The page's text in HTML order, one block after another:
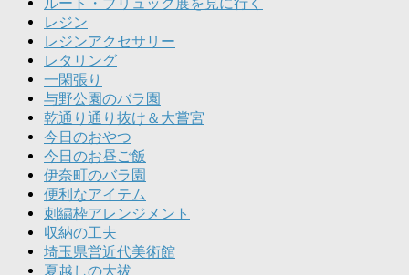
ルート・ブリュック展を見に行く
レジン
レジンアクセサリー
レタリング
一閑張り
与野公園のバラ園
乾通り通り抜け＆大嘗宮
今日のおやつ
今日のお昼ご飯
伊奈町のバラ園
便利なアイテム
刺繍枠アレンジメント
収納の工夫
埼玉県営近代美術館
夏越しの大祓